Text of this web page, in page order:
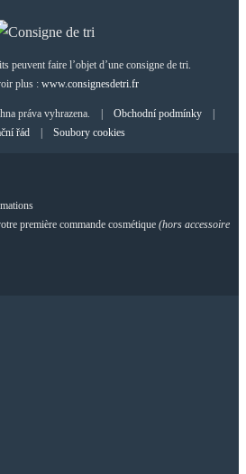
peuvent faire l’objet d’une consigne de tri.
plus : www.consignesdetri.fr
práva vyhrazena. | Obchodní podmínky|
řád| Soubory cookies
première commande cosmétique (hors accessoire